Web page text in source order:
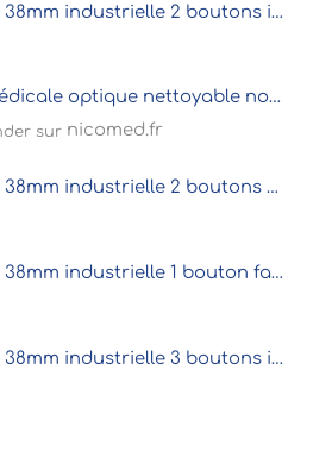
Trackball 38mm industrielle 2 boutons intégrable par l'avant
Souris médicale optique nettoyable noire antibactérienne
sur nicomed.fr
Trackball 38mm industrielle 2 boutons microswitchs intégrable par l'avant
Trackball 38mm industrielle 1 bouton face avant inox intégrable par l’avant
Trackball 38mm industrielle 3 boutons intégrable par l'avant